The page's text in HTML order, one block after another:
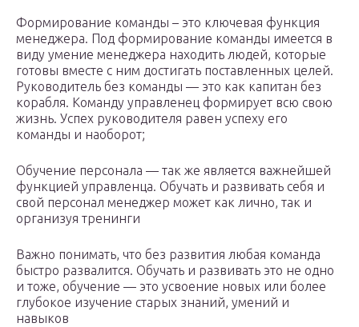
Формирование команды – это ключевая функция
менеджера. Под формирование команды имеется в
виду умение менеджера находить людей, которые
готовы вместе с ним достигать поставленных целей.
Руководитель без команды — это как капитан без
корабля. Команду управленец формирует всю свою
жизнь. Успех руководителя равен успеху его
команды и наоборот;
Обучение персонала — так же является важнейшей
функцией управленца. Обучать и развивать себя и
свой персонал менеджер может как лично, так и
организуя тренинги
Важно понимать, что без развития любая команда
быстро развалится. Обучать и развивать это не одно
и тоже, обучение — это усвоение новых или более
глубокое изучение старых знаний, умений и
навыков